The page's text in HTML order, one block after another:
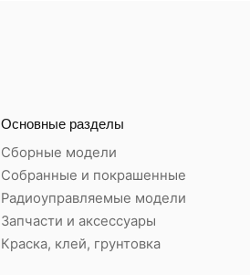
Основные разделы
Сборные модели
Собранные и покрашенные
Радиоуправляемые модели
Запчасти и аксессуары
Краска, клей, грунтовка